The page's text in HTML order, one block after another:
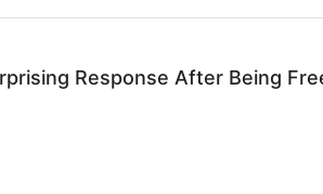
27 Tahun
Response After Being